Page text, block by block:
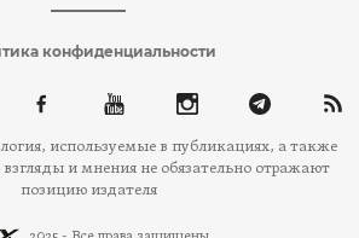
конфиденциальности
используемые в публикациях, а также
и мнения не обязательно отражают
позицию издателя